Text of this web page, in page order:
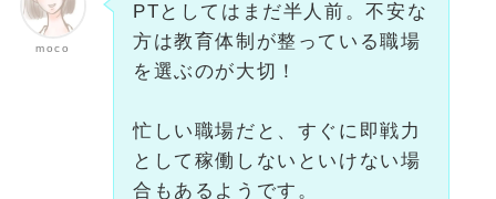
moco
PTとしてはまだ半人前。不安な
方は教育体制が整っている職場
を選ぶのが大切！
忙しい職場だと、すぐに即戦力
として稼働しないといけない場
合もあるようです。